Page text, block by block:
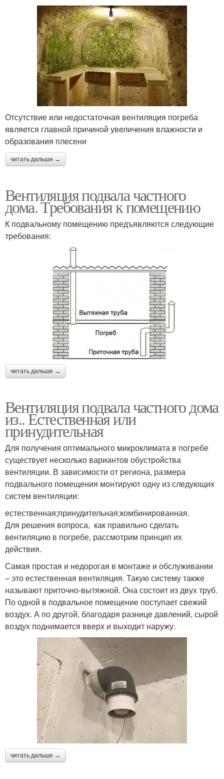
Отсутствие или недостаточная вентиляция погреба
является главной причиной увеличения влажности и
образования плесени
читать дальше →
Вентиляция подвала частного
дома. Требования к помещению
К подвальному помещению предъявляются следующие
требования:
читать дальше →
Вентиляция подвала частного дома
из.. Естественная или
принудительная
Для получения оптимального микроклимата в погребе
существует несколько вариантов обустройства
вентиляции. В зависимости от региона, размера
подвального помещения монтируют одну из следующих
систем вентиляции:
естественная;принудительная;комбинированная.
Для решения вопроса, как правильно сделать
вентиляцию в погребе, рассмотрим принцип их
действия.
Самая простая и недорогая в монтаже и обслуживании
– это естественная вентиляция. Такую систему также
называют приточно-вытяжной. Она состоит из двух труб.
По одной в подвальное помещение поступает свежий
воздух. А по другой, благодаря разнице давлений, сырой
воздух поднимается вверх и выходит наружу.
читать дальше →